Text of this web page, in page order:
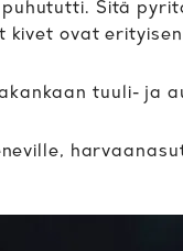
puhututti. Sitä
ovat
tuuli- ja